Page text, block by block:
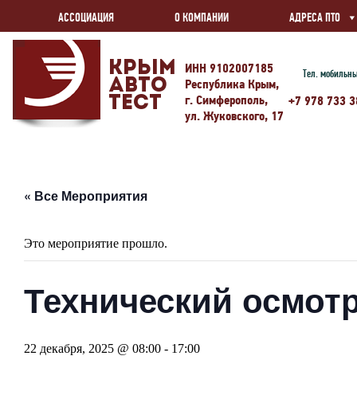
АССОЦИАЦИЯ О КОМПАНИИ АДРЕСА ПТО
Крым
Авто
Тест
ИНН 9102007185
Республика Крым,
г. Симферополь,
ул. Жуковского, 17
Тел.
+7 978 733
« Все Мероприятия
Это мероприятие прошло.
Технический
22 декабря, 2025 @ 08:00 - 17:00